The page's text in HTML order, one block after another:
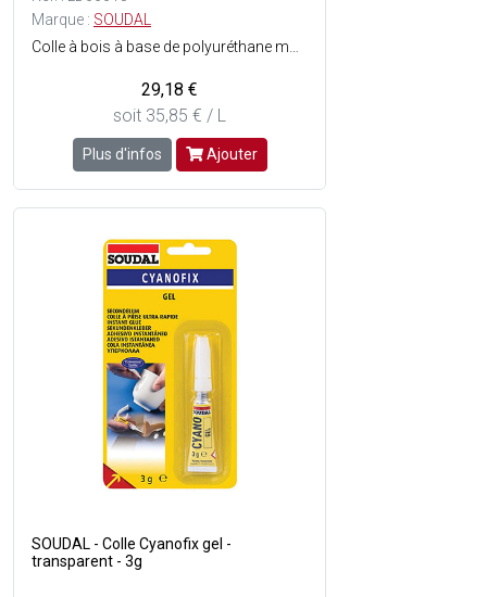
Marque : SOUDAL
29,18 €
soit 35,85 € / L
Plus d'infos Ajouter
SOUDAL - Colle Cyanofix gel -
transparent - 3g